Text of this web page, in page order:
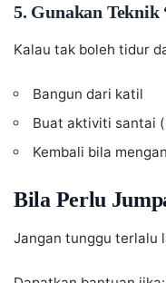
5. Gunakan Teknik
Kalau tak boleh tidur
Bangun dari katil
Buat aktiviti santai
Kembali bila
Bila Perlu
Jangan tunggu terlalu